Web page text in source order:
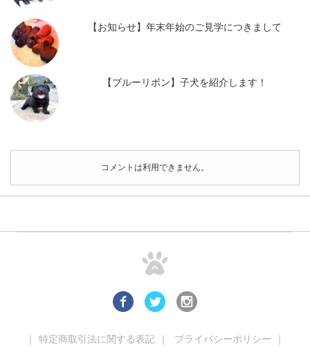
【お知らせ】年末年始のご見学につきまして
【ブルーリボン】子犬を紹介します！
コメントは利用できません。
特定商取引法に関する表記 プライバシーポリシー